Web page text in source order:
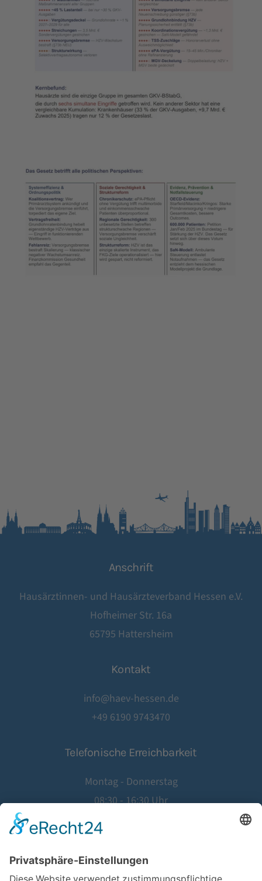
Anschrift
Hausärztinnen- und Hausärzteverband Hessen e.V.
Hofheimer Str. 16a
65795 Hattersheim
Kontakt
info@haev-hessen.de
+49 6190 9743470
Telefonische Erreichbarkeit
Montag - Donnerstag
08:30 - 16:30 Uhr
08:30 - 14:00 Uhr